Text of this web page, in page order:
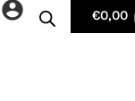
€0,00